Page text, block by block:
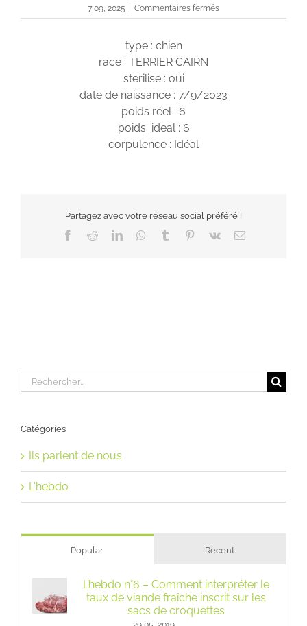
7 09, 2025 Commentaires ferméssur
Drake
type : chien
race : TERRIER CAIRN
sterilise : oui
date de naissance : 7/9/2023
poids réel : 6
poids_ideal : 6
corpulence : Idéal
Partagez avec votre réseau social préféré !
Facebook
RedditLinkedInWhatsApp
Tumblr Pinterest
Vk Email
Rechercher:
Catégories
Ils parlent de nous
L'hebdo
Popular Recent
L’hebdo n°6 – Comment interpréter le
taux de viande fraîche inscrit sur les
sacs de croquettes